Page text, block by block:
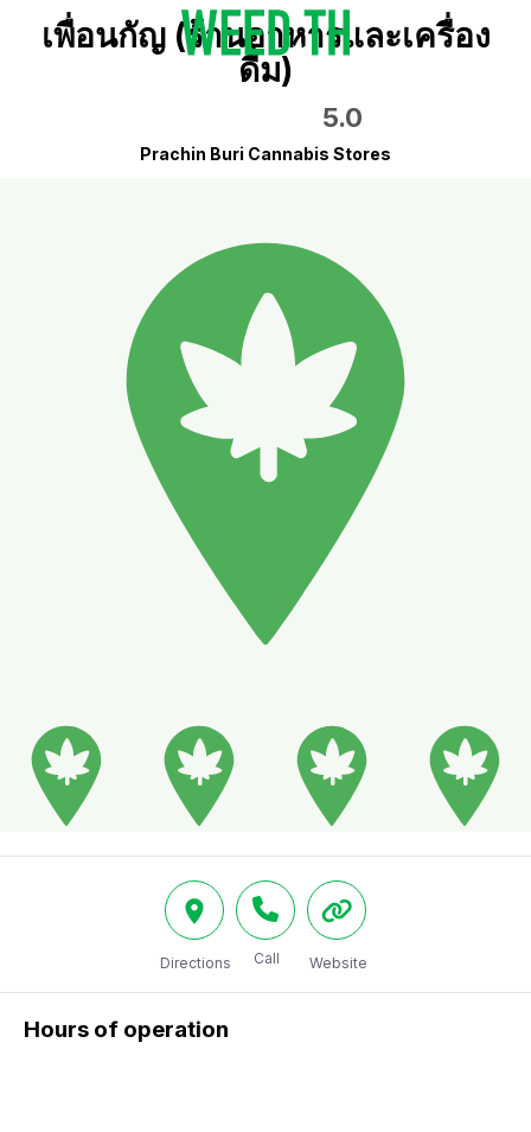
เพื่อนกัญ (ร้านอาหารและเครื่อง
ดื่ม)
5.0
Prachin Buri Cannabis Stores
Directions Call Website
Hours of operation